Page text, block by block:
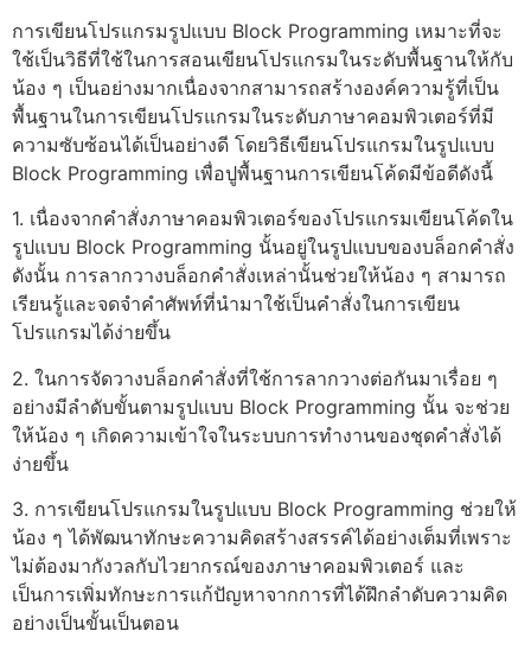
การเขียนโปรแกรมรูปแบบ Block Programming เหมาะที่จะ
ใช้เป็นวิธีที่ใช้ในการสอนเขียนโปรแกรมในระดับพื้นฐานให้กับ
น้อง ๆ เป็นอย่างมากเนื่องจากสามารถสร้างองค์ความรู้ที่เป็น
พื้นฐานในการเขียนโปรแกรมในระดับภาษาคอมพิวเตอร์ที่มี
ความซับซ้อนได้เป็นอย่างดี โดยวิธีเขียนโปรแกรมในรูปแบบ
Block Programming เพื่อปูพื้นฐานการเขียนโค้ดมีข้อดีดังนี้
1. เนื่องจากคำสั่งภาษาคอมพิวเตอร์ของโปรแกรมเขียนโค้ดใน
รูปแบบ Block Programming นั้นอยู่ในรูปแบบของบล็อกคำสั่ง
ดังนั้น การลากวางบล็อกคำสั่งเหล่านั้นช่วยให้น้อง ๆ สามารถ
เรียนรู้และจดจำคำศัพท์ที่นำมาใช้เป็นคำสั่งในการเขียน
โปรแกรมได้ง่ายขึ้น
2. ในการจัดวางบล็อกคำสั่งที่ใช้การลากวางต่อกันมาเรื่อย ๆ
อย่างมีลำดับขั้นตามรูปแบบ Block Programming นั้น จะช่วย
ให้น้อง ๆ เกิดความเข้าใจในระบบการทำงานของชุดคำสั่งได้
ง่ายขึ้น
3. การเขียนโปรแกรมในรูปแบบ Block Programming ช่วยให้
น้อง ๆ ได้พัฒนาทักษะความคิดสร้างสรรค์ได้อย่างเต็มที่เพราะ
ไม่ต้องมากังวลกับไวยากรณ์ของภาษาคอมพิวเตอร์ และ
เป็นการเพิ่มทักษะการแก้ปัญหาจากการที่ได้ฝึกลำดับความคิด
อย่างเป็นขั้นเป็นตอน